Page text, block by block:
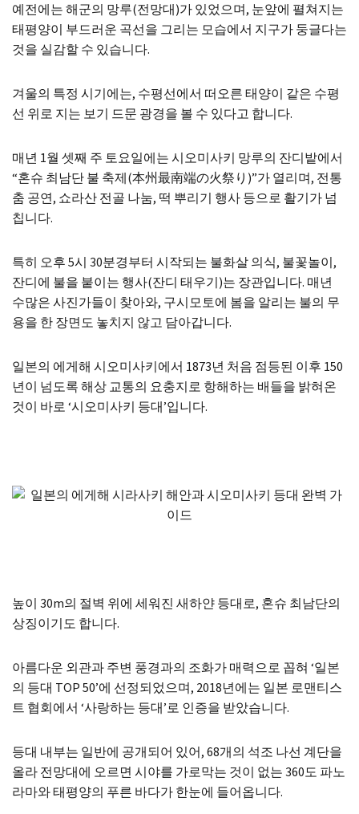
예전에는 해군의 망루(전망대)가 있었으며, 눈앞에 펼쳐지는
태평양이 부드러운 곡선을 그리는 모습에서 지구가 둥글다는
것을 실감할 수 있습니다.
겨울의 특정 시기에는, 수평선에서 떠오른 태양이 같은 수평
선 위로 지는 보기 드문 광경을 볼 수 있다고 합니다.
매년 1월 셋째 주 토요일에는 시오미사키 망루의 잔디밭에서
“혼슈 최남단 불 축제(本州最南端の火祭り)”가 열리며, 전통
춤 공연, 쇼라산 전골 나눔, 떡 뿌리기 행사 등으로 활기가 넘
칩니다.
특히 오후 5시 30분경부터 시작되는 불화살 의식, 불꽃놀이,
잔디에 불을 붙이는 행사(잔디 태우기)는 장관입니다. 매년
수많은 사진가들이 찾아와, 구시모토에 봄을 알리는 불의 무
용을 한 장면도 놓치지 않고 담아갑니다.
일본의 에게해 시오미사키에서 1873년 처음 점등된 이후 150
년이 넘도록 해상 교통의 요충지로 항해하는 배들을 밝혀온
것이 바로 ‘시오미사키 등대’입니다.
높이 30m의 절벽 위에 세워진 새하얀 등대로, 혼슈 최남단의
상징이기도 합니다.
아름다운 외관과 주변 풍경과의 조화가 매력으로 꼽혀 ‘일본
의 등대 TOP 50’에 선정되었으며, 2018년에는 일본 로맨티스
트 협회에서 ‘사랑하는 등대’로 인증을 받았습니다.
등대 내부는 일반에 공개되어 있어, 68개의 석조 나선 계단을
올라 전망대에 오르면 시야를 가로막는 것이 없는 360도 파노
라마와 태평양의 푸른 바다가 한눈에 들어옵니다.